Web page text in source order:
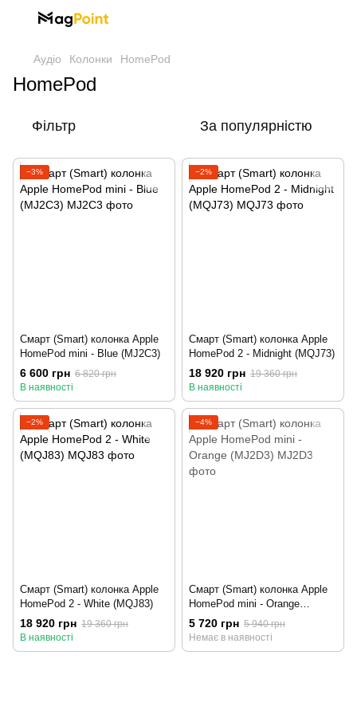
Аудіо Колонки HomePod
HomePod
Фільтр За популярністю
−3%
Смарт (Smart) колонка Apple
HomePod mini - Blue (MJ2C3)
6 600 грн 6 820 грн
В наявності
−2%
Смарт (Smart) колонка Apple
HomePod 2 - Midnight (MQJ73)
18 920 грн 19 360 грн
В наявності
−2%
Смарт (Smart) колонка Apple
HomePod 2 - White (MQJ83)
18 920 грн 19 360 грн
В наявності
−4%
Смарт (Smart) колонка Apple
HomePod mini - Orange
(MJ2D3)
5 720 грн 5 940 грн
Немає в наявності